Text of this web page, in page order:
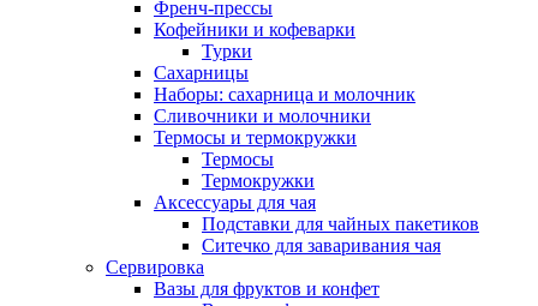
Френч-прессы
Кофейники и кофеварки
Турки
Сахарницы
Наборы: сахарница и молочник
Сливочники и молочники
Термосы и термокружки
Термосы
Термокружки
Аксессуары для чая
Подставки для чайных пакетиков
Ситечко для заваривания чая
Сервировка
Вазы для фруктов и конфет